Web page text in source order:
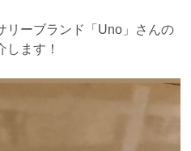
リーブランド「Uno」さんの
します！